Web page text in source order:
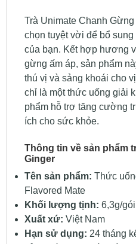
Trà Unimate Chanh
chọn tuyệt vời để bổ
của bạn. Kết hợp hương
gừng ấm áp, sản phẩm
thú vị và sảng khoái cho
chỉ là một thức uống giải
phẩm hỗ trợ tăng cường
ích cho sức khỏe.
Thông tin về sản phẩm
Ginger
Tên sản phẩm: Thức
Flavored Mate
Khối lượng tịnh: 6,3g/
Xuất xứ: Việt Nam
Hạn sử dụng: 24 tháng